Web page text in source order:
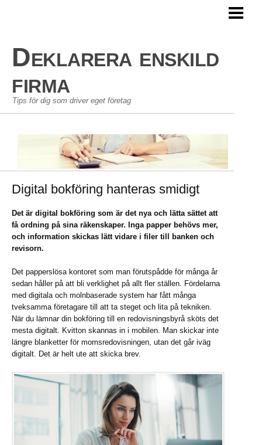
PERSONLIG EKONOMI
GÖRA EN BUDGET
Deklarera enskild
firma
Tips för dig som driver eget företag
Digital bokföring hanteras smidigt
Det är digital bokföring som är det nya och lätta sättet att
få ordning på sina räkenskaper. Inga papper behövs mer,
och information skickas lätt vidare i filer till banken och
revisorn.
Det papperslösa kontoret som man förutspådde för många år
sedan håller på att bli verklighet på allt fler ställen. Fördelarna
med digitala och molnbaserade system har fått många
tveksamma företagare till att ta steget och lita på tekniken.
När du lämnar din bokföring till en redovisningsbyrå sköts det
mesta digitalt. Kvitton skannas in i mobilen. Man skickar inte
längre blanketter för momsredovisningen, utan det går iväg
digitalt. Det är helt ute att skicka brev.